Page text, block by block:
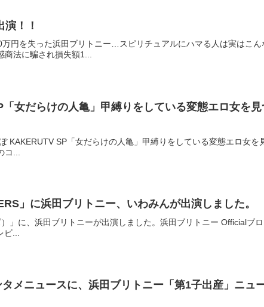
！！
円を失った浜田ブリトニー…スピリチュアルにハマる人は実はこ
法に騙され損失額1...
女だらけの人亀」甲縛りをしている変態エロ女を見
KAKERUTV SP「女だらけの人亀」甲縛りをしている変態エロ女を
...
」に浜田ブリトニー、いわみんが出演しました。
」に、浜田ブリトニーが出演しました。浜田ブリトニー Officialブ
...
メニュースに、浜田ブリトニー「第1子出産」ニュ